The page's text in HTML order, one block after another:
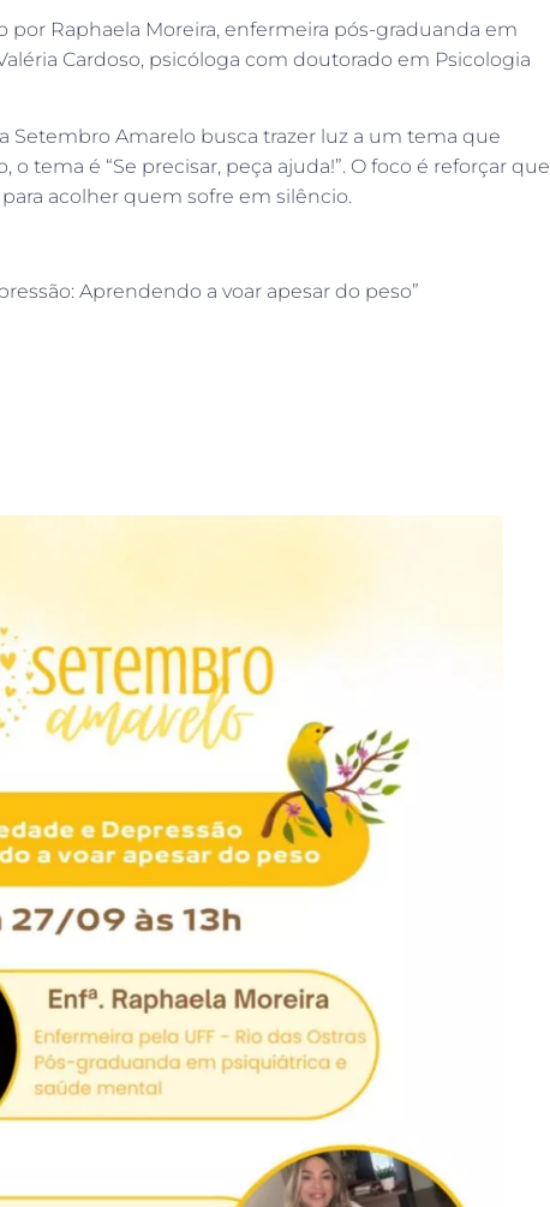
por Raphaela Moreira, enfermeira pós-graduanda em
Cardoso, psicóloga com doutorado em Psicologia
Setembro Amarelo busca trazer luz a um tema que
tema é “Se precisar, peça ajuda!”. O foco é reforçar que
acolher quem sofre em silêncio.
Aprendendo a voar apesar do peso”